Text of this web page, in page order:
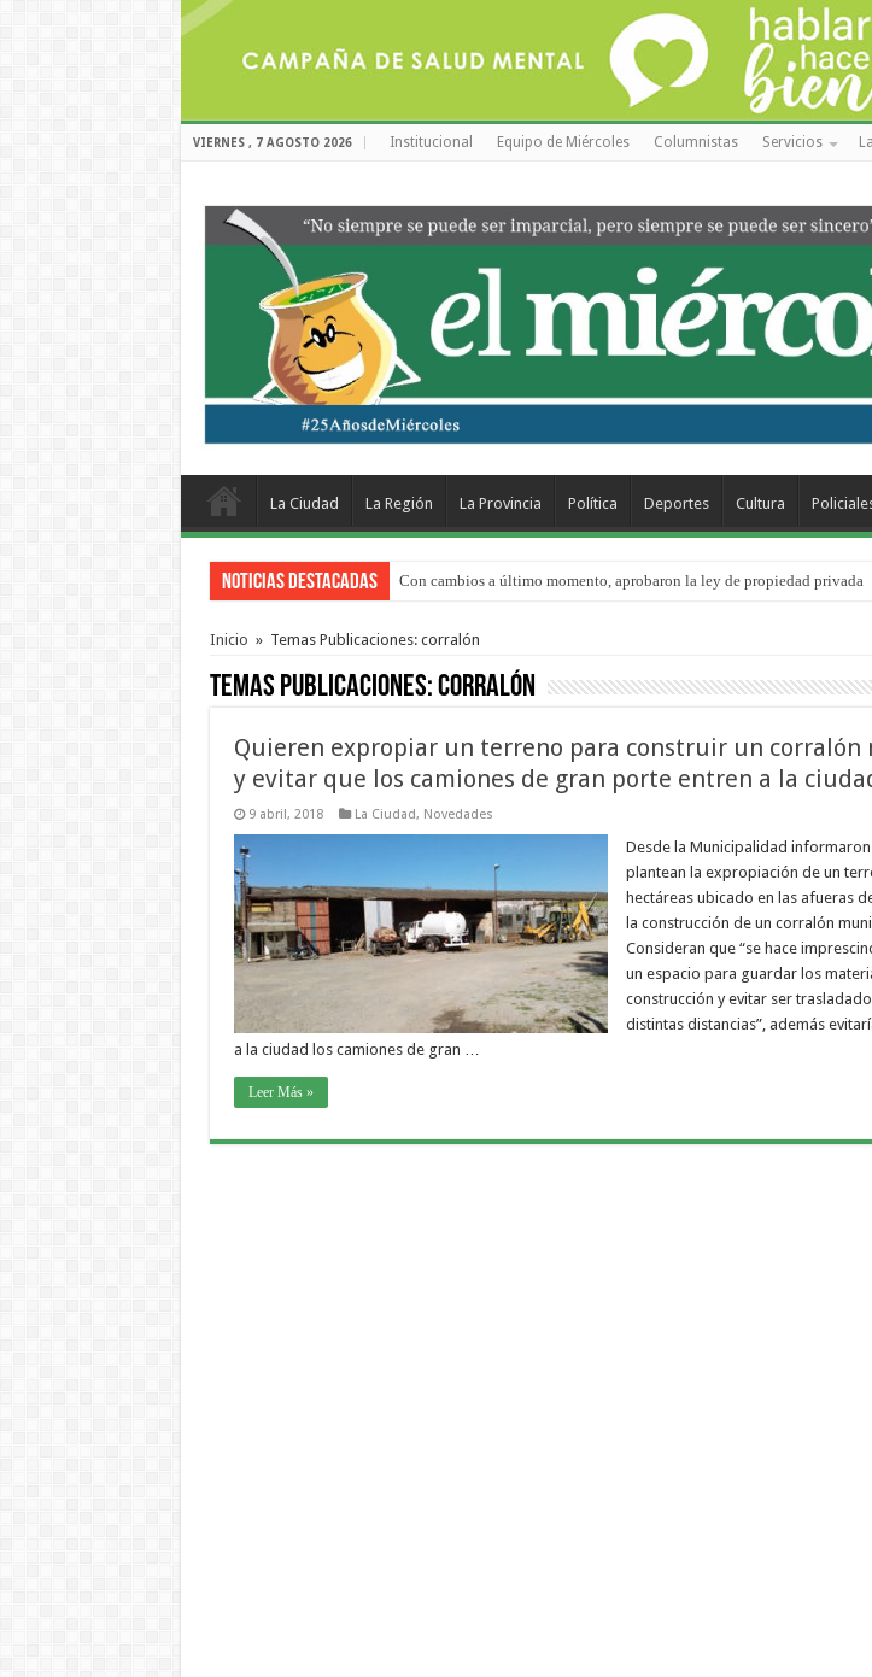
VIERNES , 7 AGOSTO 2026 Institucional Equipo de Miércoles Columnistas Servicios
La Ciudad La Región La Provincia Política Deportes Cultura
Noticias Destacadas Con cambios a último momento, aprobaron la ley de propiedad privada
Del viernes 7 al domingo 9 de agosto: la agenda ¿A dónde ir? para este
Inicio » Temas Publicaciones: corralón
Temas Publicaciones:corralón
Quieren expropiar un terreno para construir un corralón
y evitar que los camiones de gran porte entren a la
9 abril, 2018 La Ciudad, Novedades
Desde la Municipalidad informaron
plantean la expropiación de un
hectáreas ubicado en las afueras
la construcción de un corralón
Consideran que “se hace
un espacio para guardar los
construcción y evitar ser
distintas distancias”, además
a la ciudad los camiones de gran …
Leer Más »